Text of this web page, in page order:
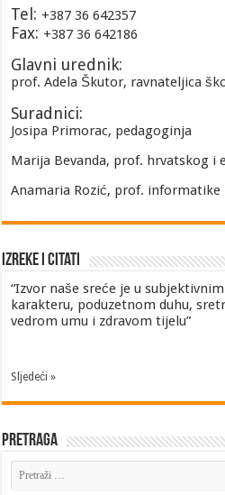
Tel: +387 36 642357
Fax: +387 36 642186
Glavni urednik:
prof. Adela Škutor, ravnateljica
Suradnici:
Josipa Primorac, pedagoginja
Marija Bevanda, prof. hrvatskog i
Anamaria Rozić, prof. informatike
Izreke i Citati
“Izvor naše sreće je u
karakteru, poduzetnom duhu,
vedrom umu i zdravom tijelu”
Sljedeći »
Pretraga